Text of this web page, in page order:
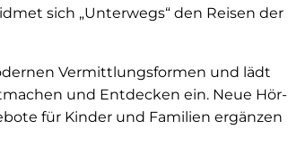
sich „Unterwegs“ den Reisen der
Vermittlungsformen und lädt
und Entdecken ein. Neue Hör-
für Kinder und Familien ergänzen